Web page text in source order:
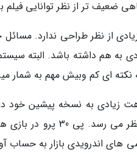
از نظر طراحی ندارد.
هم داشته باشد. البته سیستم
ای کم وبیش مهم به شمار
کنار حافظه مناسب 128 گیگابایتی، بیشتر
اندرویدی بازار به حساب